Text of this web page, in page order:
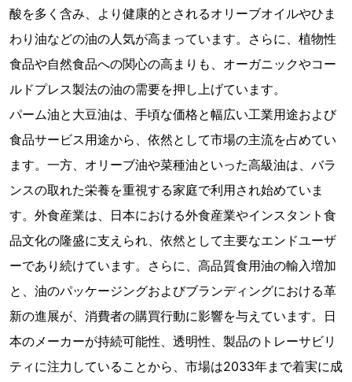
酸を多く含み、より健康的とされるオリーブオイルやひま
わり油などの油の人気が高まっています。さらに、植物性
食品や自然食品への関心の高まりも、オーガニックやコー
ルドプレス製法の油の需要を押し上げています。
パーム油と大豆油は、手頃な価格と幅広い工業用途および
食品サービス用途から、依然として市場の主流を占めてい
ます。一方、オリーブ油や菜種油といった高級油は、バラ
ンスの取れた栄養を重視する家庭で利用され始めていま
す。外食産業は、日本における外食産業やインスタント食
品文化の隆盛に支えられ、依然として主要なエンドユーザ
ーであり続けています。さらに、高品質食用油の輸入増加
と、油のパッケージングおよびブランディングにおける革
新の進展が、消費者の購買行動に影響を与えています。日
本のメーカーが持続可能性、透明性、製品のトレーサビリ
ティに注力していることから、市場は2033年まで着実に成